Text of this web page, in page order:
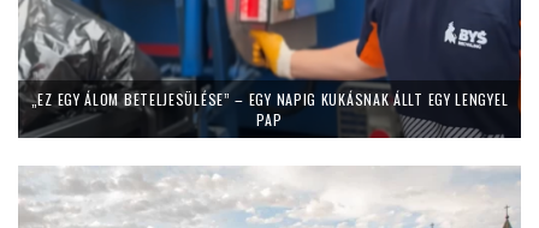
„EZ EGY ÁLOM BETELJESÜLÉSE” – EGY NAPIG KUKÁSNAK ÁLLT EGY LENGYEL
PAP